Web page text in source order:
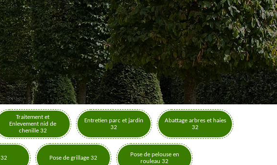
Traitement et
Enlevement nid de
chenille 32
Entretien parc et jardin
32
Abattage arbres et haies
32
Pose de grillage 32
Pose de pelouse en
rouleau 32